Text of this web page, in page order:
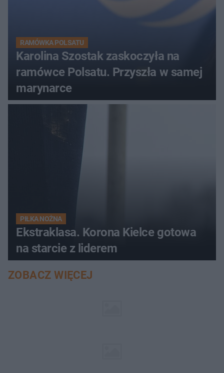
RAMÓWKA POLSATU
Karolina Szostak zaskoczyła na
ramówce Polsatu. Przyszła w samej
marynarce
PIŁKA NOŻNA
Ekstraklasa. Korona Kielce gotowa
na starcie z liderem
ZOBACZ WIĘCEJ